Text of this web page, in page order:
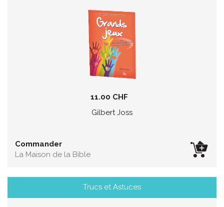
11.00 CHF
Gilbert Joss
Commander
La Maison de la Bible
Trucs et Astuces